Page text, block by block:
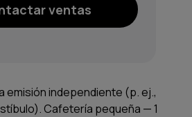
emisión independiente (p. ej.,
Cafetería pequeña — 1
ventas